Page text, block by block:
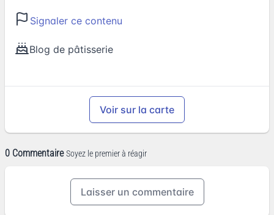
Signaler ce contenu
Blog de pâtisserie
Voir sur la carte
0 Commentaire Soyez le premier à réagir
Laisser un commentaire